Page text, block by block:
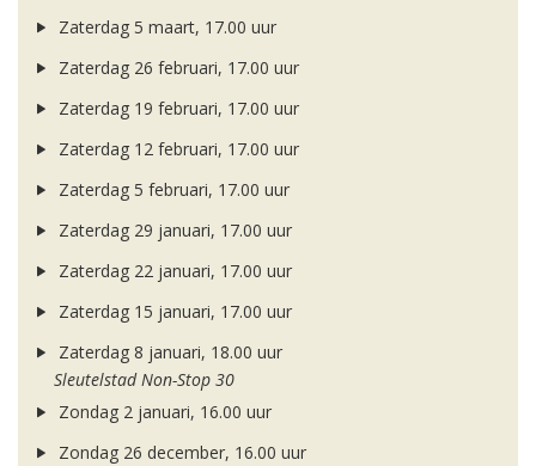
Zaterdag 5 maart, 17.00 uur
Zaterdag 26 februari, 17.00 uur
Zaterdag 19 februari, 17.00 uur
Zaterdag 12 februari, 17.00 uur
Zaterdag 5 februari, 17.00 uur
Zaterdag 29 januari, 17.00 uur
Zaterdag 22 januari, 17.00 uur
Zaterdag 15 januari, 17.00 uur
Zaterdag 8 januari, 18.00 uur
Sleutelstad Non-Stop 30
Zondag 2 januari, 16.00 uur
Zondag 26 december, 16.00 uur